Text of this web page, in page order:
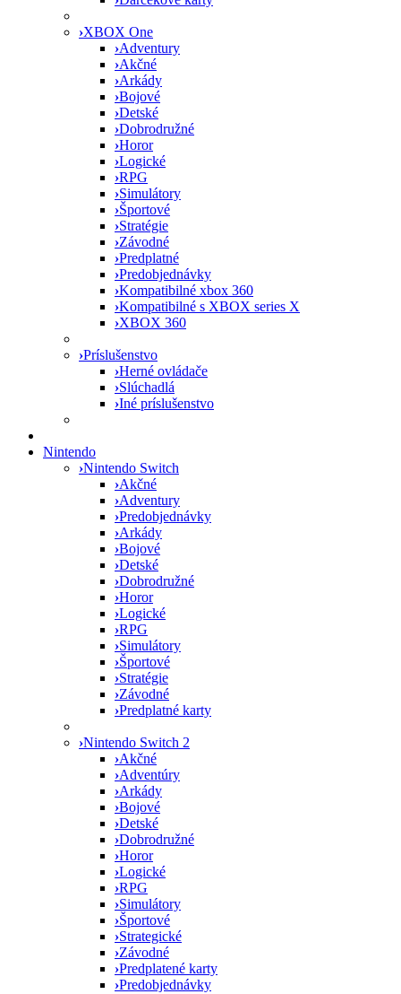
›XBOX One
›Adventury
›Akčné
›Arkády
›Bojové
›Detské
›Dobrodružné
›Horor
›Logické
›RPG
›Simulátory
›Športové
›Stratégie
›Závodné
›Predplatné
›Predobjednávky
›Kompatibilné xbox 360
›Kompatibilné s XBOX series X
›XBOX 360
›Príslušenstvo
›Herné ovládače
›Slúchadlá
›Iné príslušenstvo
Nintendo
›Nintendo Switch
›Akčné
›Adventury
›Predobjednávky
›Arkády
›Bojové
›Detské
›Dobrodružné
›Horor
›Logické
›RPG
›Simulátory
›Športové
›Stratégie
›Závodné
›Predplatné karty
›Nintendo Switch 2
›Akčné
›Adventúry
›Arkády
›Bojové
›Detské
›Dobrodružné
›Horor
›Logické
›RPG
›Simulátory
›Športové
›Strategické
›Závodné
›Predplatené karty
›Predobjednávky